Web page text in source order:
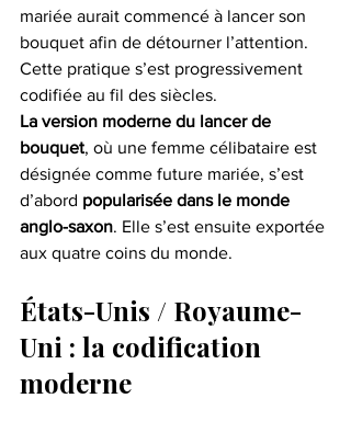
mariée aurait commencé à lancer son
bouquet afin de détourner l’attention.
Cette pratique s’est progressivement
codifiée au fil des siècles.
La version moderne du lancer de
bouquet, où une femme célibataire est
désignée comme future mariée, s’est
d’abord popularisée dans le monde
anglo-saxon. Elle s’est ensuite exportée
aux quatre coins du monde.
États-Unis / Royaume-
Uni : la codification
moderne